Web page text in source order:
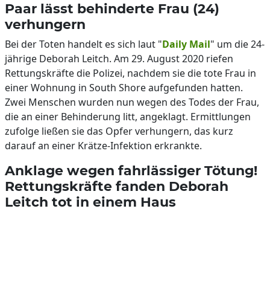
Paar lässt behinderte Frau (24)
verhungern
Bei der Toten handelt es sich laut "Daily Mail" um die 24-
jährige Deborah Leitch. Am 29. August 2020 riefen
Rettungskräfte die Polizei, nachdem sie die tote Frau in
einer Wohnung in South Shore aufgefunden hatten.
Zwei Menschen wurden nun wegen des Todes der Frau,
die an einer Behinderung litt, angeklagt. Ermittlungen
zufolge ließen sie das Opfer verhungern, das kurz
darauf an einer Krätze-Infektion erkrankte.
Anklage wegen fahrlässiger Tötung!
Rettungskräfte fanden Deborah
Leitch tot in einem Haus